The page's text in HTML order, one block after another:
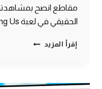
مقاطع انصح
الحقيقي في لعبة Among Us !! 😱🔥…
إقرأ المزيد ماين
كيف